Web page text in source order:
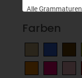
Alle Grammaturen
Farben